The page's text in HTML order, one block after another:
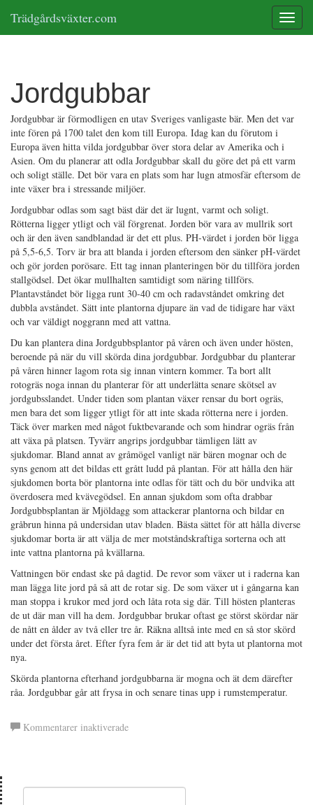
Trädgårdsväxter.com
Jordgubbar
Jordgubbar är förmodligen en utav Sveriges vanligaste bär. Men det var
inte fören på 1700 talet den kom till Europa. Idag kan du förutom i
Europa även hitta vilda jordgubbar över stora delar av Amerika och i
Asien. Om du planerar att odla Jordgubbar skall du göre det på ett varm
och soligt ställe. Det bör vara en plats som har lugn atmosfär eftersom de
inte växer bra i stressande miljöer.
Jordgubbar odlas som sagt bäst där det är lugnt, varmt och soligt.
Rötterna ligger ytligt och väl förgrenat. Jorden bör vara av mullrik sort
och är den även sandblandad är det ett plus. PH-värdet i jorden bör ligga
på 5,5-6,5. Torv är bra att blanda i jorden eftersom den sänker pH-värdet
och gör jorden porösare. Ett tag innan planteringen bör du tillföra jorden
stallgödsel. Det ökar mullhalten samtidigt som näring tillförs.
Plantavståndet bör ligga runt 30-40 cm och radavståndet omkring det
dubbla avståndet. Sätt inte plantorna djupare än vad de tidigare har växt
och var väldigt noggrann med att vattna.
Du kan plantera dina Jordgubbsplantor på våren och även under hösten,
beroende på när du vill skörda dina jordgubbar. Jordgubbar du planterar
på våren hinner lagom rota sig innan vintern kommer. Ta bort allt
rotogräs noga innan du planterar för att underlätta senare skötsel av
jordgubsslandet. Under tiden som plantan växer rensar du bort ogräs,
men bara det som ligger ytligt för att inte skada rötterna nere i jorden.
Täck över marken med något fuktbevarande och som hindrar ogräs från
att växa på platsen. Tyvärr angrips jordgubbar tämligen lätt av
sjukdomar. Bland annat av gråmögel vanligt när bären mognar och de
syns genom att det bildas ett grått ludd på plantan. För att hålla den här
sjukdomen borta bör plantorna inte odlas för tätt och du bör undvika att
överdosera med kvävegödsel. En annan sjukdom som ofta drabbar
Jordgubbsplantan är Mjöldagg som attackerar plantorna och bildar en
gråbrun hinna på undersidan utav bladen. Bästa sättet för att hålla diverse
sjukdomar borta är att välja de mer motståndskraftiga sorterna och att
inte vattna plantorna på kvällarna.
Vattningen bör endast ske på dagtid. De revor som växer ut i raderna kan
man lägga lite jord på så att de rotar sig. De som växer ut i gångarna kan
man stoppa i krukor med jord och låta rota sig där. Till hösten planteras
de ut där man vill ha dem. Jordgubbar brukar oftast ge störst skördar när
de nått en ålder av två eller tre år. Räkna alltså inte med en så stor skörd
under det första året. Efter fyra fem år är det tid att byta ut plantorna mot
nya.
Skörda plantorna efterhand jordgubbarna är mogna och ät dem därefter
råa. Jordgubbar går att frysa in och senare tinas upp i rumstemperatur.
Kommentarer inaktiveradeför